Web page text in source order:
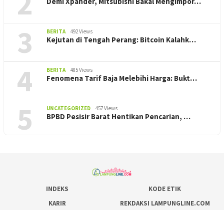
3 BERITA 492 Views
Kejutan di Tengah Perang: Bitcoin Kalahk…
4 BERITA 485 Views
Fenomena Tarif Baja Melebihi Harga: Bukt…
5 UNCATEGORIZED 457 Views
BPBD Pesisir Barat Hentikan Pencarian, ‎…
INDEKS
KODE ETIK
KARIR
REKDAKSI LAMPUNGLINE.COM